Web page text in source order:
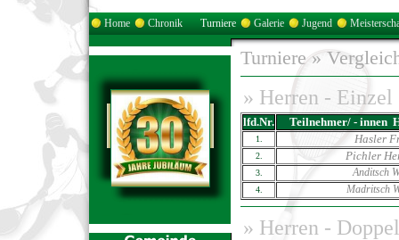
Home Chronik Turniere Galerie Jugend
Turniere »
» Herren - Einzel
lfd.Nr. Teilnehmer/ - innen
1. Hasler
2. Pichler
3. Anditsch
4. Madritsch
» Herren - Doppel